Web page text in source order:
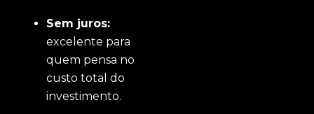
Sem juros:
excelente para
quem pensa no
custo total do
investimento.